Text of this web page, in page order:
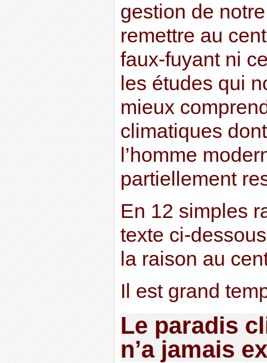
gestion de
remettre au
faux-fuyant ni
les études qui
mieux
climatiques
l’homme
partiellement
En 12 simples
texte ci-
la raison au
Il est grand
Le paradis
n’a jamais